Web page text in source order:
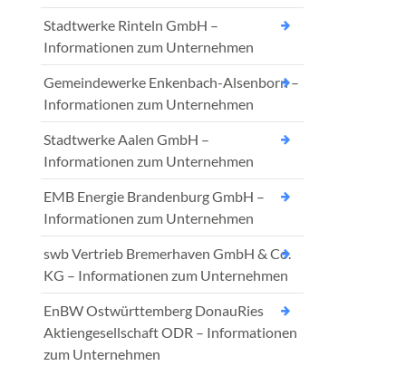
Stadtwerke Rinteln GmbH –
Informationen zum Unternehmen
Gemeindewerke Enkenbach-Alsenborn –
Informationen zum Unternehmen
Stadtwerke Aalen GmbH –
Informationen zum Unternehmen
EMB Energie Brandenburg GmbH –
Informationen zum Unternehmen
swb Vertrieb Bremerhaven GmbH & Co.
KG – Informationen zum Unternehmen
EnBW Ostwürttemberg DonauRies
Aktiengesellschaft ODR – Informationen
zum Unternehmen